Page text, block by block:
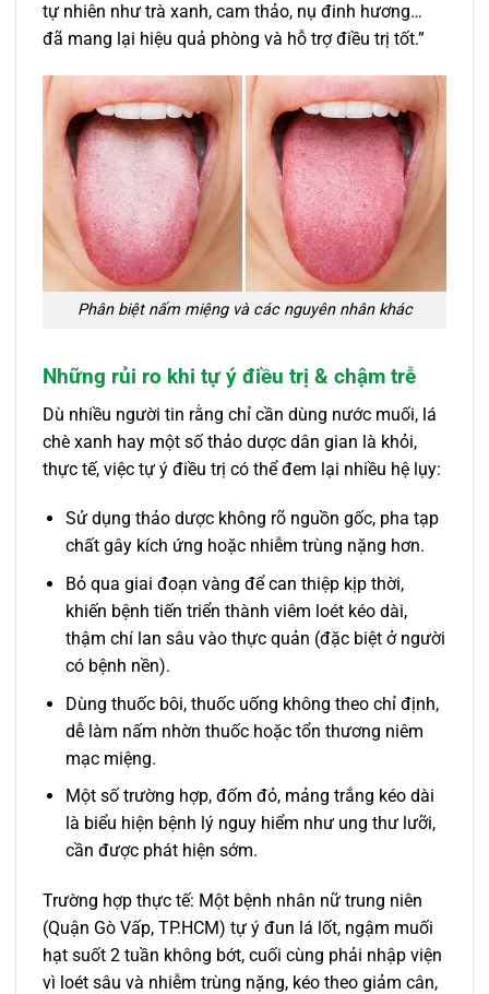
tự nhiên như trà xanh, cam thảo, nụ đinh hương…
đã mang lại hiệu quả phòng và hỗ trợ điều trị tốt.”
Phân biệt nấm miệng và các nguyên nhân khác
Những rủi ro khi tự ý điều trị & chậm trễ
Dù nhiều người tin rằng chỉ cần dùng nước muối, lá
chè xanh hay một số thảo dược dân gian là khỏi,
thực tế, việc tự ý điều trị có thể đem lại nhiều hệ lụy:
Sử dụng thảo dược không rõ nguồn gốc, pha tạp
chất gây kích ứng hoặc nhiễm trùng nặng hơn.
Bỏ qua giai đoạn vàng để can thiệp kịp thời,
khiến bệnh tiến triển thành viêm loét kéo dài,
thậm chí lan sâu vào thực quản (đặc biệt ở người
có bệnh nền).
Dùng thuốc bôi, thuốc uống không theo chỉ định,
dễ làm nấm nhờn thuốc hoặc tổn thương niêm
mạc miệng.
Một số trường hợp, đốm đỏ, mảng trắng kéo dài
là biểu hiện bệnh lý nguy hiểm như ung thư lưỡi,
cần được phát hiện sớm.
Trường hợp thực tế: Một bệnh nhân nữ trung niên
(Quận Gò Vấp, TP.HCM) tự ý đun lá lốt, ngậm muối
hạt suốt 2 tuần không bớt, cuối cùng phải nhập viện
vì loét sâu và nhiễm trùng nặng, kéo theo giảm cân,